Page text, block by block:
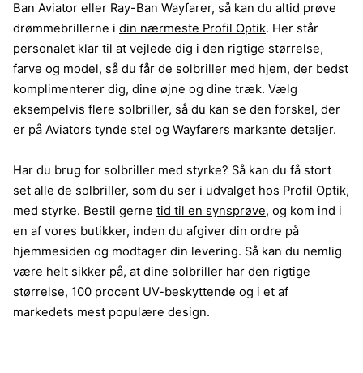
Ban Aviator eller Ray-Ban Wayfarer, så kan du altid prøve
drømmebrillerne i din nærmeste Profil Optik. Her står
personalet klar til at vejlede dig i den rigtige størrelse,
farve og model, så du får de solbriller med hjem, der bedst
komplimenterer dig, dine øjne og dine træk. Vælg
eksempelvis flere solbriller, så du kan se den forskel, der
er på Aviators tynde stel og Wayfarers markante detaljer.
Har du brug for solbriller med styrke? Så kan du få stort
set alle de solbriller, som du ser i udvalget hos Profil Optik,
med styrke. Bestil gerne tid til en synsprøve, og kom ind i
en af vores butikker, inden du afgiver din ordre på
hjemmesiden og modtager din levering. Så kan du nemlig
være helt sikker på, at dine solbriller har den rigtige
størrelse, 100 procent UV-beskyttende og i et af
markedets mest populære design.